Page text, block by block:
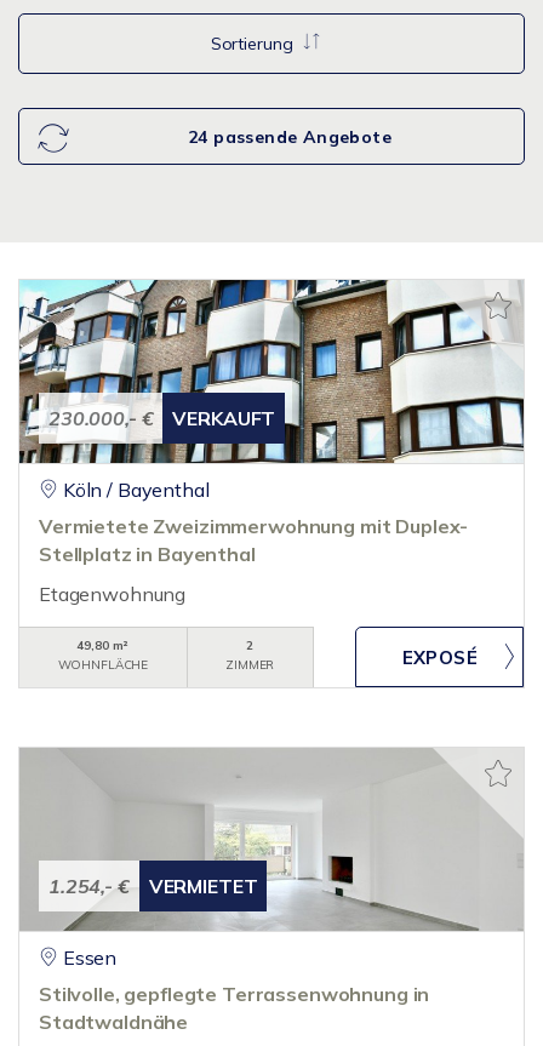
Sortierung
24 passende Angebote
230.000,- € VERKAUFT
Köln / Bayenthal
Vermietete Zweizimmerwohnung mit Duplex-
Stellplatz in Bayenthal
Etagenwohnung
49,80 m²
WOHNFLÄCHE
2
ZIMMER
1.254,- € VERMIETET
Essen
Stilvolle, gepflegte Terrassenwohnung in
Stadtwaldnähe